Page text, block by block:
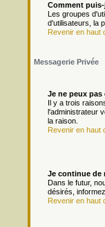
Comment
Les groupes
d'utilisateurs, la
Revenir en haut
Messagerie Privée
Je ne peux pas
Il y a trois
l'administrateur
la raison.
Revenir en haut
Je continue de
Dans le futur,
désirés,
Revenir en haut